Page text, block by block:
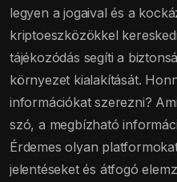
legyen a jogaival és a
kriptoeszközökkel
tájékozódás segíti a
környezet kialakítását.
információkat szerezni?
szó, a megbízható
Érdemes olyan
jelentéseket és átfogó